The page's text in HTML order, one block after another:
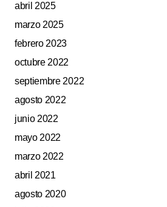
abril 2025
marzo 2025
febrero 2023
octubre 2022
septiembre 2022
agosto 2022
junio 2022
mayo 2022
marzo 2022
abril 2021
agosto 2020